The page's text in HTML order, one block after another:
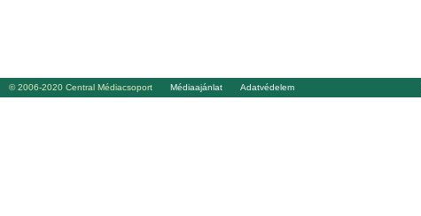
© 2006-2020 Central Médiacsoport Médiaajánlat Adatvédelem